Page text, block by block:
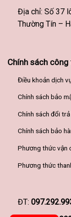
Địa chỉ: Số 37
Thường Tín –
Chính sách công
Điều khoản dịch
Chính sách bảo
Chính sách đổi
Chính sách bảo
Phương thức vận
Phương thức
ĐT: